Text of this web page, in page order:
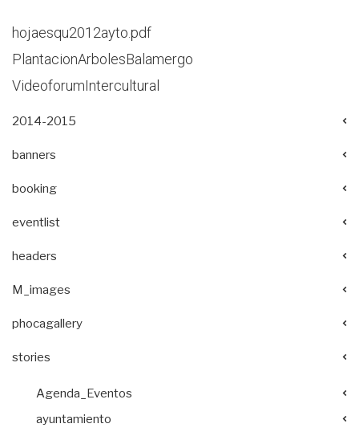
hojaesqu2012ayto.pdf
PlantacionArbolesBalamergo
VideoforumIntercultural
2014-2015
banners
booking
eventlist
headers
M_images
phocagallery
stories
Agenda_Eventos
ayuntamiento